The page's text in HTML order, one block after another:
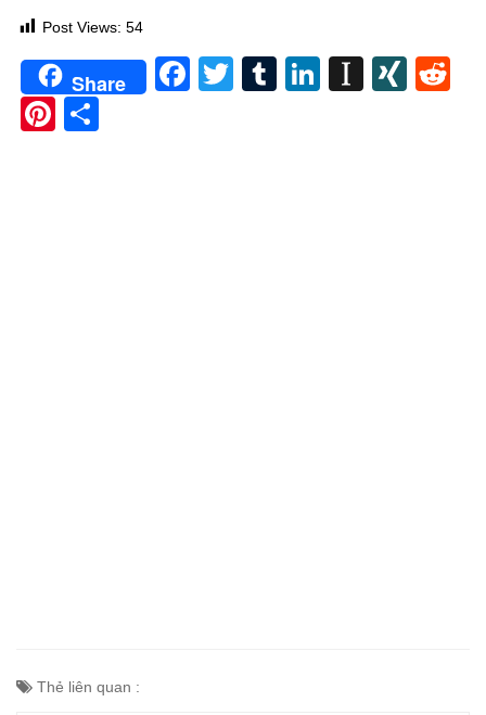
Post Views: 54
Share Facebook
TwitterTumblrLinkedIn
Pinterest
Thẻ liên quan :